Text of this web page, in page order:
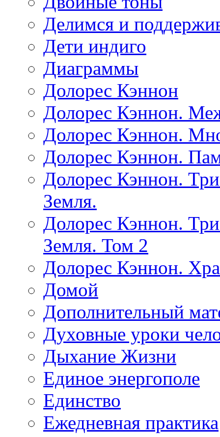
Делимся и
Дети индиго
Диаграммы
Долорес Кэннон
Долорес Кэннон.
Долорес Кэннон.
Долорес Кэннон.
Долорес Кэннон.
Земля.
Долорес Кэннон.
Земля. Том 2
Долорес Кэннон.
Домой
Дополнительный
Духовные уроки
Дыхание Жизни
Единое энергополе
Единство
Ежедневная практика